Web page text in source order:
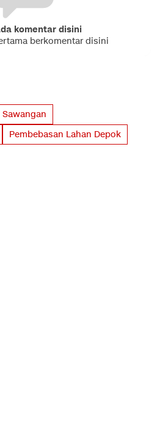
komentar disini
berkomentar disini
Sawangan
Pembebasan Lahan Depok